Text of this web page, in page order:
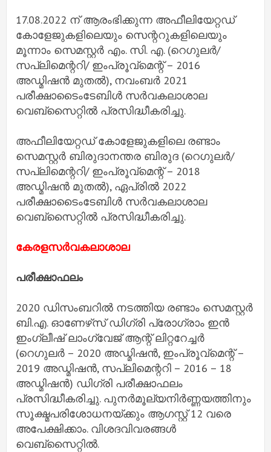
17.08.2022 ന് ആരംഭിക്കുന്ന അഫീലിയേറ്റഡ്
കോളേജുകളിലെയും സെന്ററുകളിലെയും
മൂന്നാം സെമസ്റ്റർ എം. സി. എ. (റെഗുലർ/
സപ്ലിമെന്ററി/ ഇംപ്രൂവ്മെന്റ് – 2016
അഡ്മിഷൻ മുതൽ), നവംബർ 2021
പരീക്ഷാടൈംടേബിൾ സർവകലാശാല
വെബ്സൈറ്റിൽ പ്രസിദ്ധീകരിച്ചു.
അഫീലിയേറ്റഡ് കോളേജുകളിലെ രണ്ടാം
സെമസ്റ്റർ ബിരുദാനന്തര ബിരുദ (റെഗുലർ/
സപ്ലിമെന്ററി/ ഇംപ്രൂവ്മെന്റ് – 2018
അഡ്മിഷൻ മുതൽ), ഏപ്രിൽ 2022
പരീക്ഷാടൈംടേബിൾ സർവകലാശാല
വെബ്സൈറ്റിൽ പ്രസിദ്ധീകരിച്ചു.
കേരളസര്‍വകലാശാല
പരീക്ഷാഫലം
2020 ഡിസംബറില്‍ നടത്തിയ രണ്ടാം സെമസ്റ്റര്‍
ബി.എ. ഓണേഴ്‌സ് ഡിഗ്രി പ്രോഗ്രാം ഇന്‍
ഇംഗ്ലീഷ് ലാംഗ്വേജ് ആന്റ് ലിറ്ററേച്ചര്‍
(റെഗുലര്‍ – 2020 അഡ്മിഷന്‍, ഇംപ്രൂവ്‌മെന്റ് –
2019 അഡ്മിഷന്‍, സപ്ലിമെന്ററി – 2016 – 18
അഡ്മിഷന്‍) ഡിഗ്രി പരീക്ഷാഫലം
പ്രസിദ്ധീകരിച്ചു. പുനര്‍മൂല്യനിര്‍ണ്ണയത്തിനും
സൂക്ഷ്മപരിശോധനയ്ക്കും ആഗസ്റ്റ് 12 വരെ
അപേക്ഷിക്കാം. വിശദവിവരങ്ങള്‍
വെബ്‌സൈറ്റില്‍.